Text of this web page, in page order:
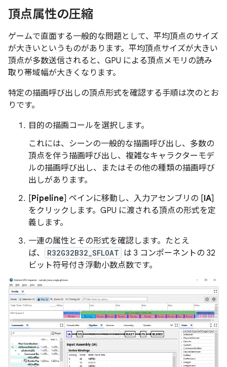
頂点属性の圧縮
ゲームで直面する一般的な問題として、平均頂点のサイズ
が大きいというものがあります。平均頂点サイズが大きい
頂点が多数送信されると、GPU による頂点メモリの読み
取り帯域幅が大きくなります。
特定の描画呼び出しの頂点形式を確認する手順は次のとお
りです。
目的の描画コールを選択します。
これには、シーンの一般的な描画呼び出し、多数の
頂点を伴う描画呼び出し、複雑なキャラクターモデ
ルの描画呼び出し、またはその他の種類の描画呼び
出しがあります。
[Pipeline] ペインに移動し、入力アセンブリの [IA]
をクリックします。GPU に渡される頂点の形式を定
義します。
一連の属性とその形式を確認します。たとえ
ば、
R32G32B32_SFLOAT は 3 コンポーネントの 32
ビット符号付き浮動小数点数です。